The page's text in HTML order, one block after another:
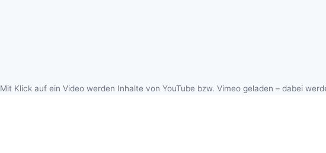
Mit Klick auf ein Video werden Inhalte von YouTube bzw. Vimeo geladen – dabei